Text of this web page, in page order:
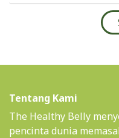
Tentang Kami
The Healthy Belly
pencinta dunia